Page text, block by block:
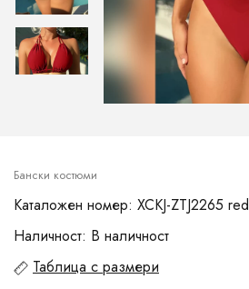
Бански костюми
Каталожен номер: XCKJ-ZTJ2265 red
Наличност: В наличност
Таблица с размери